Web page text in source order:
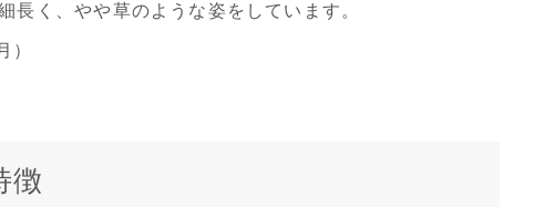
長く、やや草のような姿をしています。
）
徴